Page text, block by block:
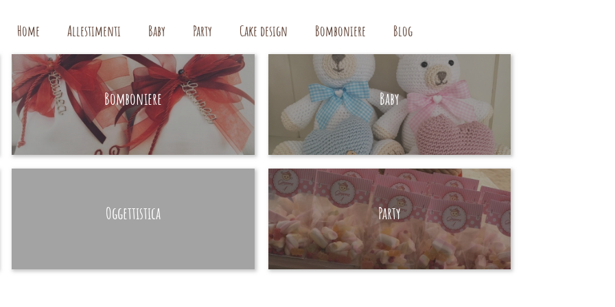
Home Allestimenti Baby Party Cake design Bomboniere Blog
Bomboniere
HAND MADE
Baby
HAND MADE
Oggettistica Party